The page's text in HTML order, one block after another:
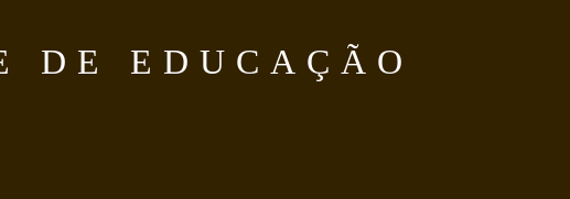
DE EDUCAÇÃO